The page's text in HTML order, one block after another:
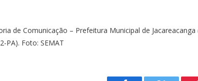
de Comunicação – Prefeitura Municipal de
PA). Foto: SEMAT